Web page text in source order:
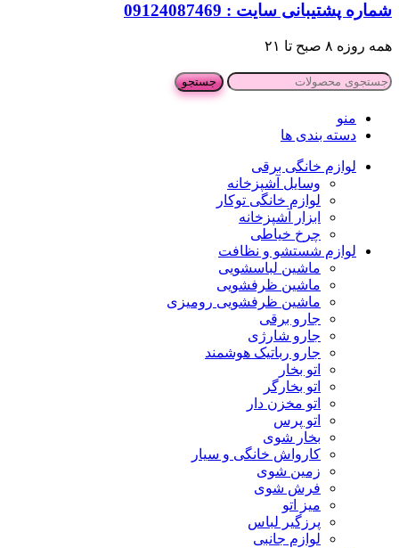
شماره پشتیبانی سایت : 09124087469
همه روزه ۸ صبح تا ۲۱
جستجو
منو
دسته بندی ها
لوازم خانگی برقی
وسایل آشپزخانه
لوازم خانگی توکار
ابزار آشپزخانه
چرخ خیاطی
لوازم شستشو و نظافت
ماشین لباسشویی
ماشین ظرفشویی
ماشین ظرفشویی رومیزی
جارو برقی
جارو شارژی
جارو رباتیک هوشمند
اتو بخار
اتو بخارگر
اتو مخزن دار
اتو پرس
بخار شوی
کارواش خانگی و سیار
زمین شوی
فرش شوی
میز اتو
پرزگیر لباس
لوازم جانبی